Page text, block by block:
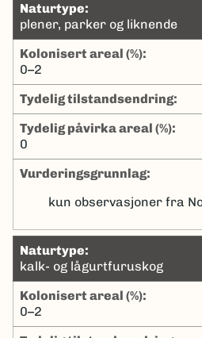
naturtype:
plener, parker og liknende
kolonisert areal (%):
0–2
tydelig tilstandsendring:
tydelig påvirka areal (%):
0
Vurderingsgrunnlag:
kun observasjoner fra
naturtype:
kalk- og lågurtfuruskog
kolonisert areal (%):
0–2